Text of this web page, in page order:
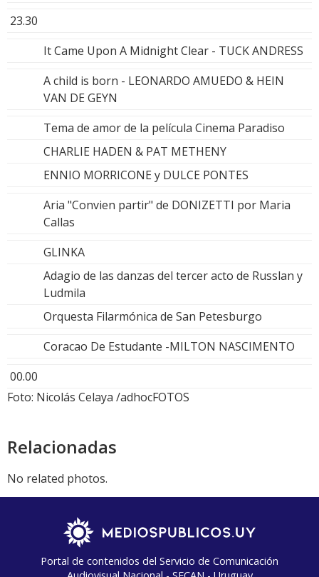
23.30
It Came Upon A Midnight Clear - TUCK ANDRESS
A child is born - LEONARDO AMUEDO & HEIN
VAN DE GEYN
Tema de amor de la película Cinema Paradiso
CHARLIE HADEN & PAT METHENY
ENNIO MORRICONE y DULCE PONTES
Aria "Convien partir" de DONIZETTI por Maria
Callas
GLINKA
Adagio de las danzas del tercer acto de Russlan y
Ludmila
Orquesta Filarmónica de San Petesburgo
Coracao De Estudante -MILTON NASCIMENTO
00.00
Foto: Nicolás Celaya /adhocFOTOS
Relacionadas
No related photos.
Portal de contenidos del Servicio de Comunicación